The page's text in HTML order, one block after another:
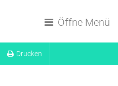
Öffne Menü
Drucken